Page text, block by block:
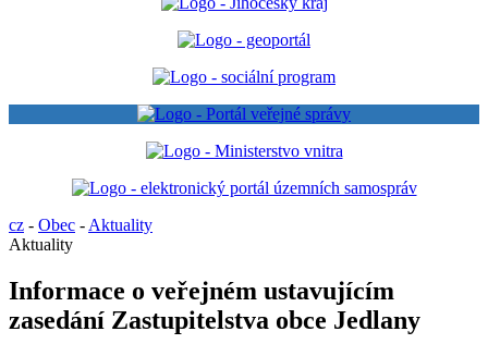
cz - Obec - Aktuality
Aktuality
Informace o veřejném ustavujícím
zasedání Zastupitelstva obce Jedlany